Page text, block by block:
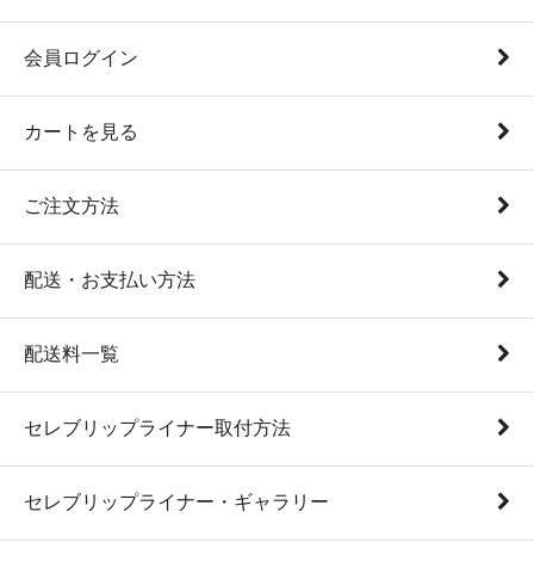
会員ログイン
カートを見る
ご注文方法
配送・お支払い方法
配送料一覧
セレブリップライナー取付方法
セレブリップライナー・ギャラリー